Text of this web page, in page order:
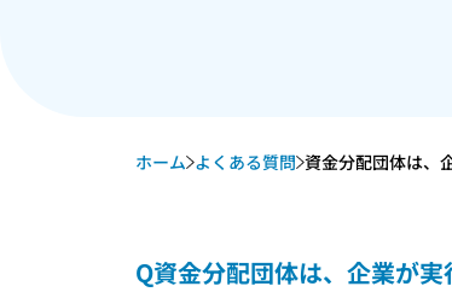
ホーム よくある質問 資金分配団体は、
Q資金分配団体は、企業が